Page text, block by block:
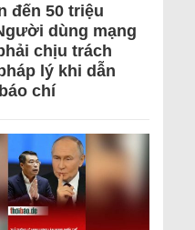
đến 50 triệu
dùng mạng
chịu trách
lý khi dẫn
chí